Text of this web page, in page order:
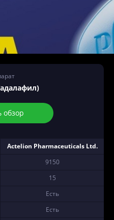
обзор
Actelion Pharmaceuticals Ltd.
9150
15
Есть
Есть